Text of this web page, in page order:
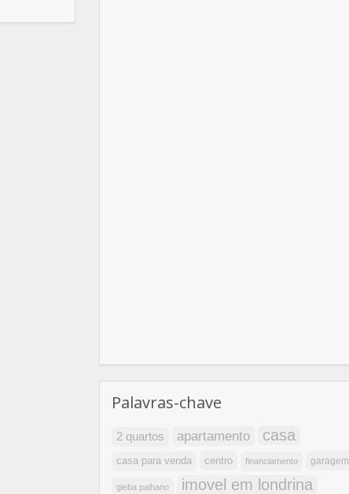
Palavras-chave
2 quartos apartamento casa
casa para venda centro financiamento garagem
gleba palhano imovel em londrina